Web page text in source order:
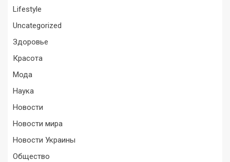
Lifestyle
Uncategorized
Здоровье
Красота
Мода
Наука
Новости
Новости мира
Новости Украины
Общество